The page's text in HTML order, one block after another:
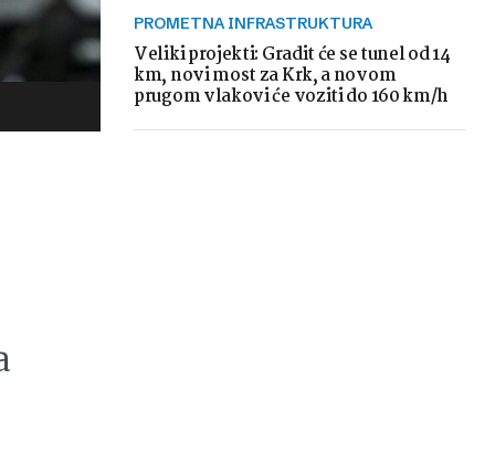
PROMETNA INFRASTRUKTURA
Veliki projekti: Gradit će se tunel od 14
km, novi most za Krk, a novom
prugom vlakovi će voziti do 160 km/h